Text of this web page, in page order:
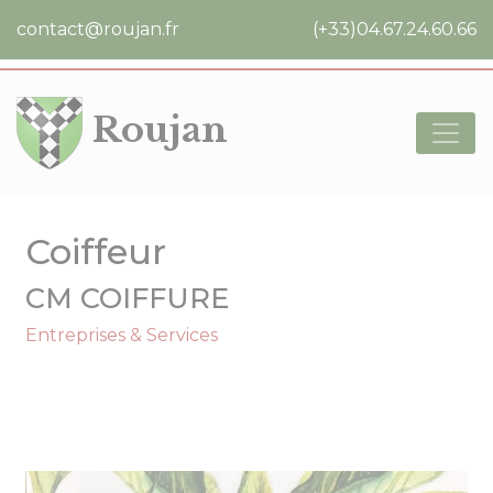
contact@roujan.fr (+33)04.67.24.60.66
Roujan
Coiffeur
CM COIFFURE
Entreprises & Services